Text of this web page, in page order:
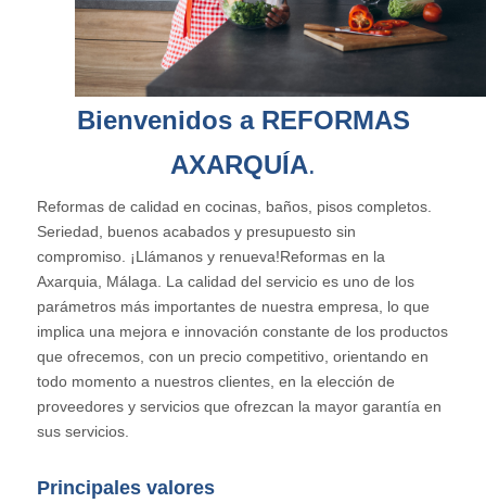
Bienvenidos a REFORMAS
AXARQUÍA.
Reformas de calidad en cocinas, baños, pisos completos.
Seriedad, buenos acabados y presupuesto sin
compromiso. ¡Llámanos y renueva!Reformas en la
Axarquia, Málaga. La calidad del servicio es uno de los
parámetros más importantes de nuestra empresa, lo que
implica una mejora e innovación constante de los productos
que ofrecemos, con un precio competitivo, orientando en
todo momento a nuestros clientes, en la elección de
proveedores y servicios que ofrezcan la mayor garantía en
sus servicios.
Principales valores